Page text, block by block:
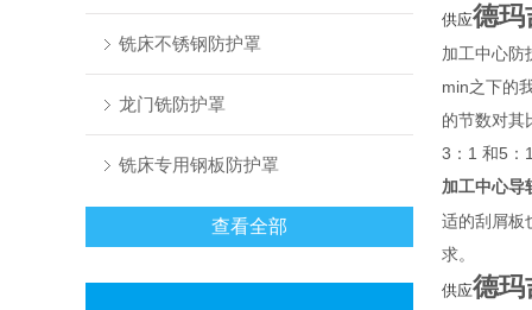
铣床不锈钢防护罩
龙门铣防护罩
铣床专用钢板防护罩
查看全部
供应德玛
加工中心防
min之下的
的节数对其
3：1 和5：
加工中心导
适的刮屑板
求。
供应德玛